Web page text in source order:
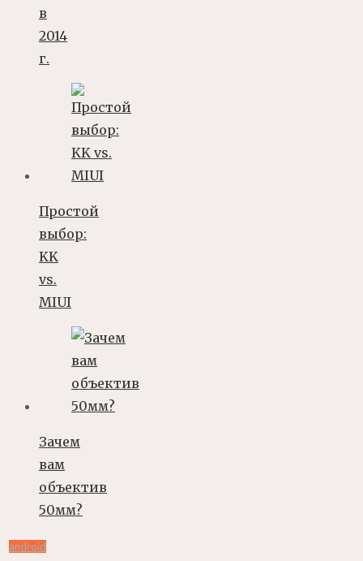
в
2014
г.
Простой
выбор:
KK
vs.
MIUI
Зачем
вам
объектив
50мм?
android